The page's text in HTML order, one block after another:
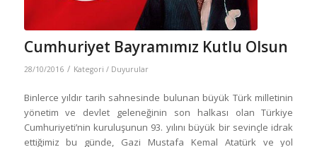
Cumhuriyet Bayramımız Kutlu Olsun
28/10/2016 / Kategori / Duyurular
Binlerce yıldır tarih sahnesinde bulunan büyük Türk milletinin
yönetim ve devlet geleneğinin son halkası olan Türkiye
Cumhuriyeti’nin kuruluşunun 93. yılını büyük bir sevinçle idrak
ettiğimiz bu günde, Gazi Mustafa Kemal Atatürk ve yol